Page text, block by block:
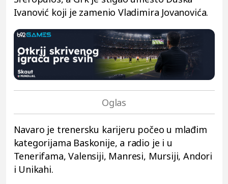
Ivanović koji je zamenio Vladimira Jovanovića.
Navaro je trenersku karijeru počeo u mlađim
kategorijama Baskonije, a radio je i u
Tenerifama, Valensiji, Manresi, Mursiji, Andori
i Unikahi.